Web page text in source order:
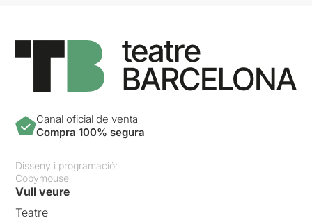
Canal oficial de venta
Compra 100% segura
Disseny i programació:
Copymouse
Vull veure
Teatre